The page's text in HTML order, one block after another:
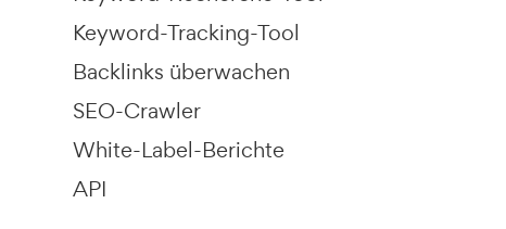
Keyword-Tracking-Tool
Backlinks überwachen
SEO-Crawler
White-Label-Berichte
API